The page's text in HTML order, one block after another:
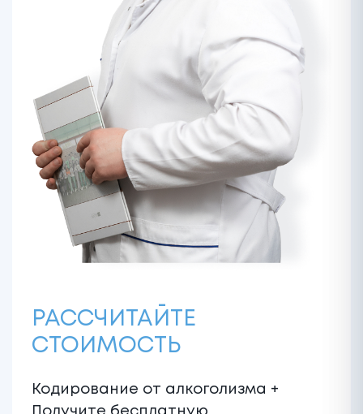
РАССЧИТАЙТЕ
СТОИМОСТЬ
Кодирование от алкоголизма +